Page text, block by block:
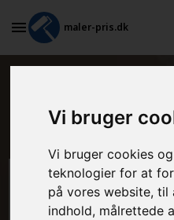
Vi bruger
Vi bruger cookies
teknologier for at
på vores website, til
indhold, målrettede
maler-pris.dk
malerfirma
Beregn prisen her